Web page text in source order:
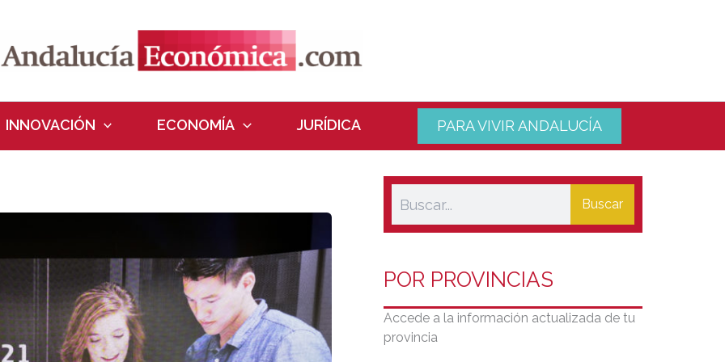
INNOVACIÓN ECONOMÍA JURÍDICA PARA VIVIR ANDALUCÍA
Buscar
POR PROVINCIAS
Accede a la información actualizada de tu
provincia